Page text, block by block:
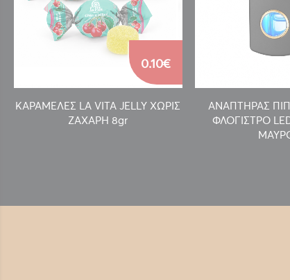
ΚΑΡΑΜΕΛΕΣ LA VITA JELLY ΧΩΡΙΣ
ΖΑΧΑΡΗ 8gr
0.10€
ΑΝΑΠΤΗΡΑΣ
ΦΛΟΓΙΣΤΡΟ